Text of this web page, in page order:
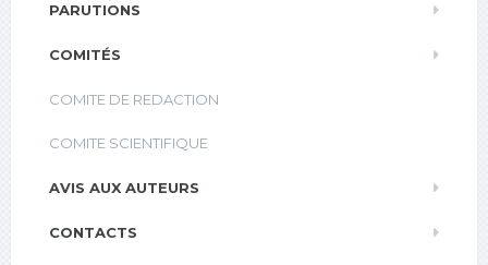
PARUTIONS
COMITÉS
COMITE DE REDACTION
COMITE SCIENTIFIQUE
AVIS AUX AUTEURS
CONTACTS